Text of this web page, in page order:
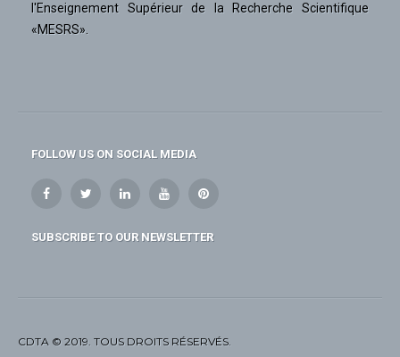
l'Enseignement Supérieur de la Recherche Scientifique
«MESRS».
FOLLOW US ON SOCIAL MEDIA
SUBSCRIBE TO OUR NEWSLETTER
CDTA © 2019. TOUS DROITS RÉSERVÉS.